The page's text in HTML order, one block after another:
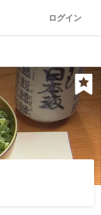
ログイン